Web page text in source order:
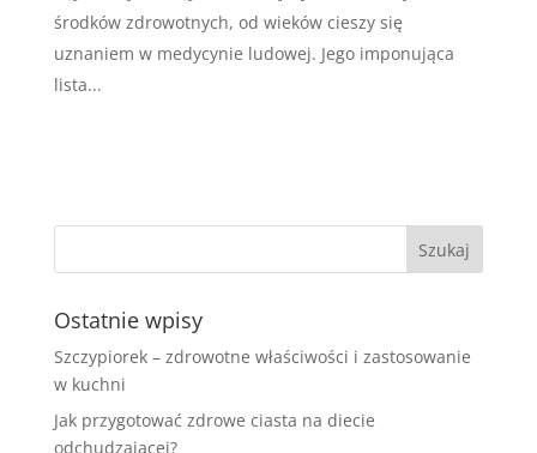
środków zdrowotnych, od wieków cieszy się
uznaniem w medycynie ludowej. Jego imponująca
lista...
Ostatnie wpisy
Szczypiorek – zdrowotne właściwości i zastosowanie
w kuchni
Jak przygotować zdrowe ciasta na diecie
odchudzającej?